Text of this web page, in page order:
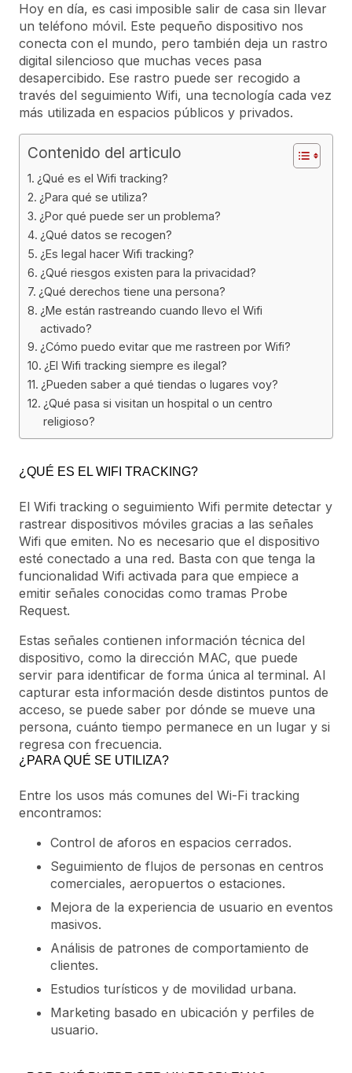
Hoy en día, es casi imposible salir de casa sin llevar
un teléfono móvil. Este pequeño dispositivo nos
conecta con el mundo, pero también deja un rastro
digital silencioso que muchas veces pasa
desapercibido. Ese rastro puede ser recogido a
través del seguimiento Wifi, una tecnología cada vez
más utilizada en espacios públicos y privados.
Contenido del articulo
¿Qué es el Wifi tracking?
¿Para qué se utiliza?
¿Por qué puede ser un problema?
¿Qué datos se recogen?
¿Es legal hacer Wifi tracking?
¿Qué riesgos existen para la privacidad?
¿Qué derechos tiene una persona?
¿Me están rastreando cuando llevo el Wifi
activado?
¿Cómo puedo evitar que me rastreen por Wifi?
¿El Wifi tracking siempre es ilegal?
¿Pueden saber a qué tiendas o lugares voy?
¿Qué pasa si visitan un hospital o un centro
religioso?
¿QUÉ ES EL WIFI TRACKING?
El Wifi tracking o seguimiento Wifi permite detectar y
rastrear dispositivos móviles gracias a las señales
Wifi que emiten. No es necesario que el dispositivo
esté conectado a una red. Basta con que tenga la
funcionalidad Wifi activada para que empiece a
emitir señales conocidas como tramas Probe
Request.
Estas señales contienen información técnica del
dispositivo, como la dirección MAC, que puede
servir para identificar de forma única al terminal. Al
capturar esta información desde distintos puntos de
acceso, se puede saber por dónde se mueve una
persona, cuánto tiempo permanece en un lugar y si
regresa con frecuencia.
¿PARA QUÉ SE UTILIZA?
Entre los usos más comunes del Wi-Fi tracking
encontramos:
Control de aforos en espacios cerrados.
Seguimiento de flujos de personas en centros
comerciales, aeropuertos o estaciones.
Mejora de la experiencia de usuario en eventos
masivos.
Análisis de patrones de comportamiento de
clientes.
Estudios turísticos y de movilidad urbana.
Marketing basado en ubicación y perfiles de
usuario.